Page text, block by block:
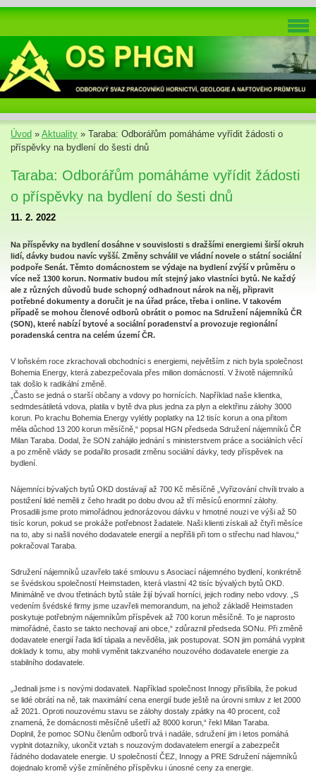
Úvod » Aktuality » Taraba: Odborářům pomáháme vyřídit žádosti o
příspěvky na bydlení do šesti dnů
Taraba: Odborářům pomáháme vyřídit žádosti
o příspěvky na bydlení do šesti dnů
11. 2. 2022
Na příspěvky na bydlení dosáhne v souvislosti s dražšími energiemi širší okruh
lidí, dávky budou navíc vyšší. Změny schválil ve vládní novele o státní sociální
podpoře Senát. Těmto domácnostem se výdaje na bydlení zvýší v průměru o
více než 1300 korun. Normativ budou mít stejný jako vlastníci bytů. Ne každý
ale z různých důvodů bude schopný odhadnout nárok na něj, připravit
potřebné dokumenty a doručit je na úřad práce, třeba i online. V takovém
případě se mohou členové odborů obrátit o pomoc na Sdružení nájemníků ČR
(SON), které nabízí bytové a sociální poradenství a provozuje regionální
poradenská centra na celém území ČR.
V loňském roce zkrachovali obchodníci s energiemi, největším z nich byla společnost
Bohemia Energy, která zabezpečovala přes milion domácností. V životě nájemníků
tak došlo k radikální změně.
„Často se jedná o starší občany a vdovy po hornících. Například naše klientka,
sedmdesátiletá vdova, platila v bytě dva plus jedna za plyn a elektřinu zálohy 3000
korun. Po krachu Bohemia Energy vylétly poplatky na 12 tisíc korun a ona přitom
měla důchod 13 200 korun měsíčně,“ popsal HGN předseda Sdružení nájemníků ČR
Milan Taraba. Dodal, že SON zahájilo jednání s ministerstvem práce a sociálních věcí
a po změně vlády se podařilo prosadit změnu sociální dávky, tedy příspěvek na
bydlení.
Nájemníci bývalých bytů OKD dostávají až 700 Kč měsíčně „Vyřizování chvíli trvalo a
postižení lidé neměli z čeho hradit po dobu dvou až tří měsíců enormní zálohy.
Prosadili jsme proto mimořádnou jednorázovou dávku v hmotné nouzi ve výši až 50
tisíc korun, pokud se prokáže potřebnost žadatele. Naši klienti získali až čtyři měsíce
na to, aby si našli nového dodavatele energií a nepřišli při tom o střechu nad hlavou,“
pokračoval Taraba.
Sdružení nájemníků uzavřelo také smlouvu s Asociací nájemného bydlení, konkrétně
se švédskou společností Heimstaden, která vlastní 42 tisíc bývalých bytů OKD.
Minimálně ve dvou třetinách bytů stále žijí bývalí horníci, jejich rodiny nebo vdovy. „S
vedením švédské firmy jsme uzavřeli memorandum, na jehož základě Heimstaden
poskytuje potřebným nájemníkům příspěvek až 700 korun měsíčně. To je naprosto
mimořádné, často se takto nechovají ani obce,“ zdůraznil předseda SONu. Při změně
dodavatele energií řada lidí tápala a nevěděla, jak postupovat. SON jim pomáhá vyplnit
doklady k tomu, aby mohli vyměnit takzvaného nouzového dodavatele energie za
stabilního dodavatele.
„Jednali jsme i s novými dodavateli. Například společnost Innogy přislíbila, že pokud
se lidé obrátí na ně, tak maximální cena energií bude ještě na úrovni smluv z let 2000
až 2021. Oproti nouzovému stavu se zálohy dostaly zpátky na 40 procent, což
znamená, že domácnosti měsíčně ušetří až 8000 korun,“ řekl Milan Taraba.
Doplnil, že pomoc SONu členům odborů trvá i nadále, sdružení jim i letos pomáhá
vyplnit dotazníky, ukončit vztah s nouzovým dodavatelem energií a zabezpečit
řádného dodavatele energie. U společností ČEZ, Innogy a PRE Sdružení nájemníků
dojednalo kromě výše zmíněného příspěvku i únosné ceny za energie.